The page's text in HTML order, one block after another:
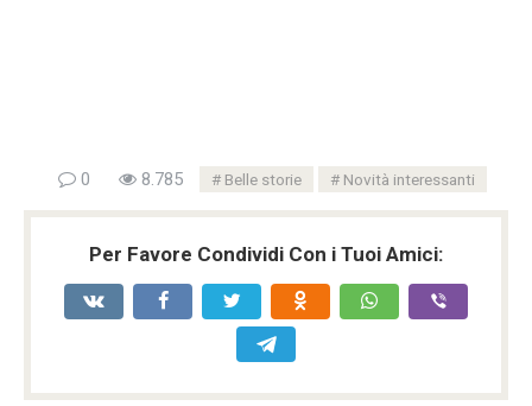
0 8.785 Belle storie Novità interessanti
Per Favore Condividi Con i Tuoi Amici: